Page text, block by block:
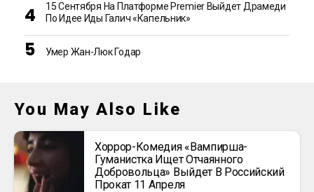
15 Сентября На Платформе Premier Выйдет Драмеди
По Идее Иды Галич «Капельник»
Умер Жан-Люк Годар
You May Also Like
Хоррор-Комедия «Вампирша-
Гуманистка Ищет Отчаянного
Добровольца» Выйдет В Российский
Прокат 11 Апреля